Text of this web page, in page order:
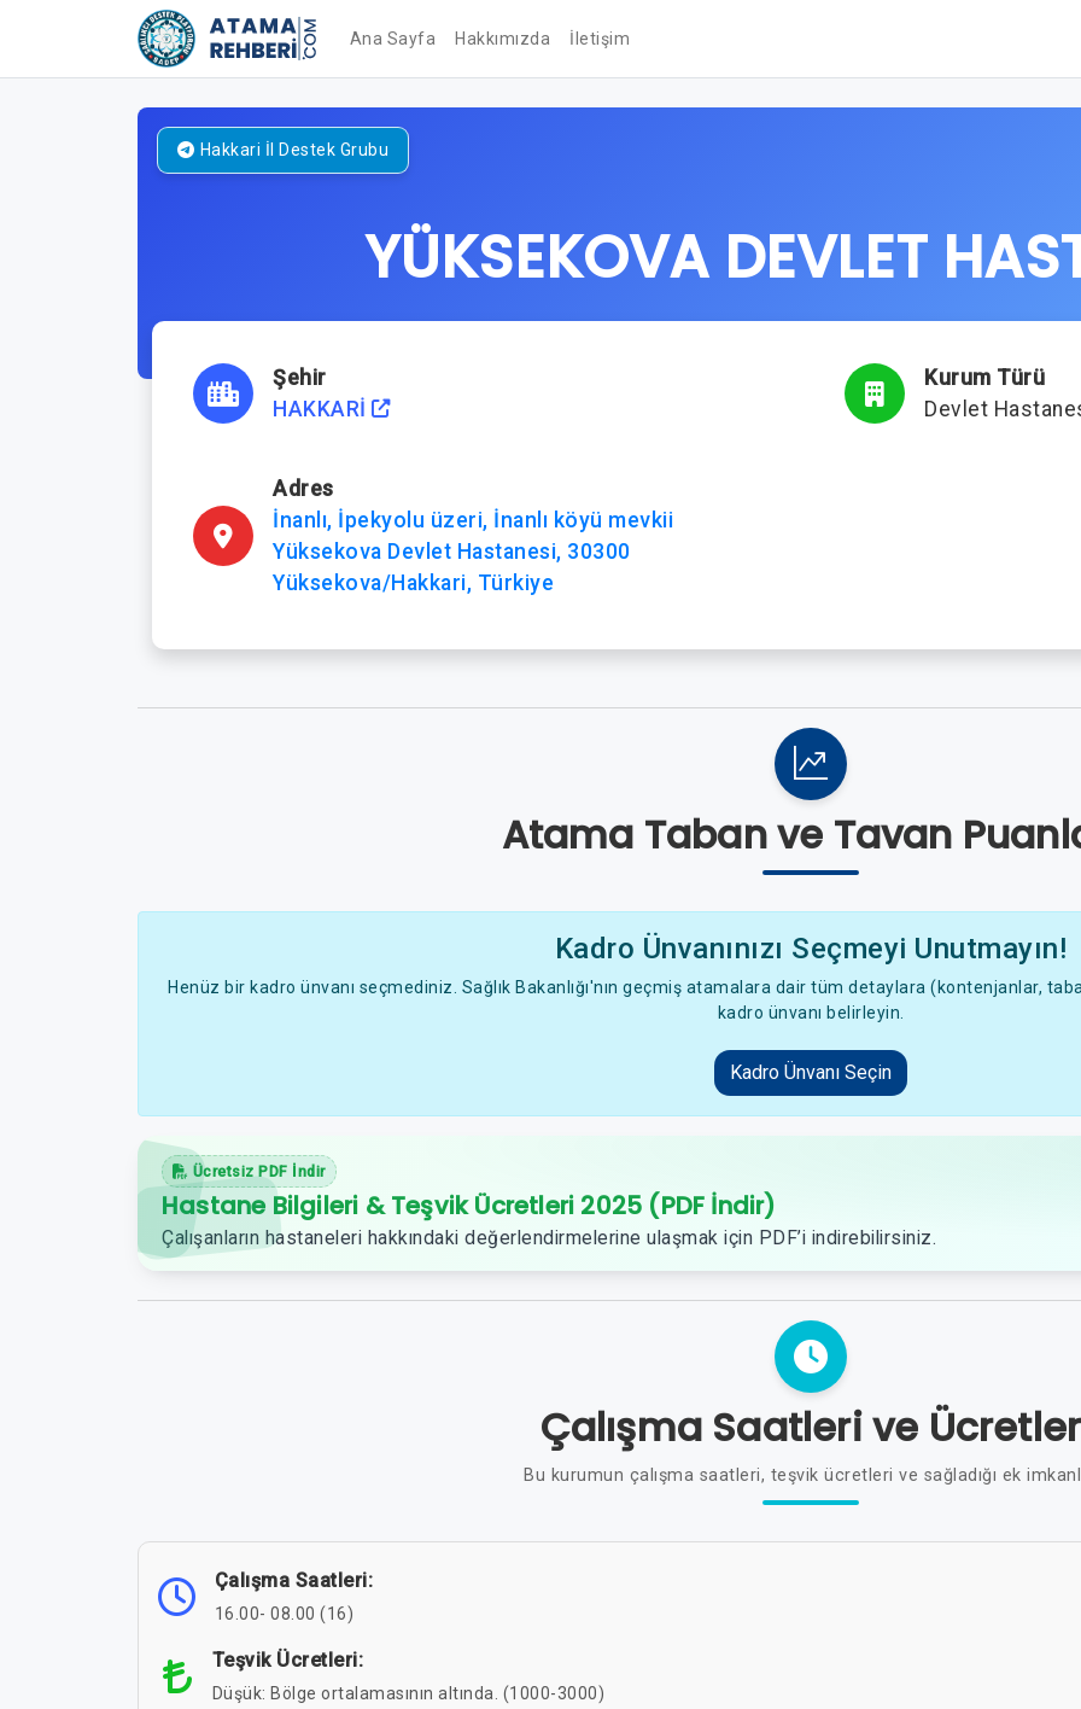
Ana Sayfa Hakkımızda İletişim
YÜKSEKOVA DEVLET
Hakkari İl Destek Grubu
Şehir
HAKKARİ
Kurum Türü
Devlet
Adres
İnanlı, İpekyolu üzeri, İnanlı köyü mevkii
Yüksekova Devlet Hastanesi, 30300
Yüksekova/Hakkari, Türkiye
Atama Taban ve Tavan
Kadro Ünvanınızı Seçmeyi Unutmayın!
Henüz bir kadro ünvanı seçmediniz. Sağlık Bakanlığı'nın geçmiş atamalara dair tüm detaylara (kontenjanlar,
kadro ünvanı belirleyin.
Kadro Ünvanı Seçin
Ücretsiz PDF İndir
Hastane Bilgileri & Teşvik Ücretleri 2025 (PDF İndir)
Çalışanların hastaneleri hakkındaki değerlendirmelerine ulaşmak için PDF’i indirebilirsiniz.
Çalışma Saatleri ve Ücretler
Bu kurumun çalışma saatleri, teşvik ücretleri ve sağladığı ek
Çalışma Saatleri:
16.00- 08.00 (16)
Teşvik Ücretleri:
Düşük: Bölge ortalamasının altında. (1000-3000)